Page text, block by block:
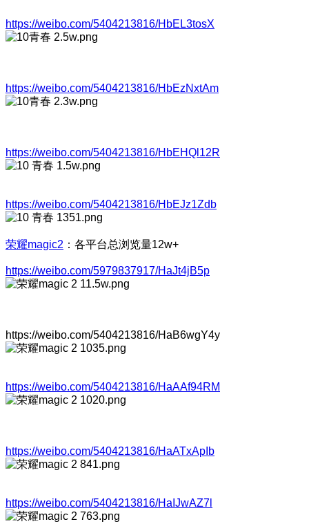
https://weibo.com/5404213816/HbEL3tosX
https://weibo.com/5404213816/HbEzNxtAm
https://weibo.com/5404213816/HbEHQl12R
https://weibo.com/5404213816/HbEJz1Zdb
荣耀magic2 ：各平台总浏览量12w+
https://weibo.com/5979837917/HaJt4jB5p
https://weibo.com/5404213816/HaB6wgY4y
https://weibo.com/5404213816/HaAAf94RM
https://weibo.com/5404213816/HaATxApIb
https://weibo.com/5404213816/HaIJwAZ7l